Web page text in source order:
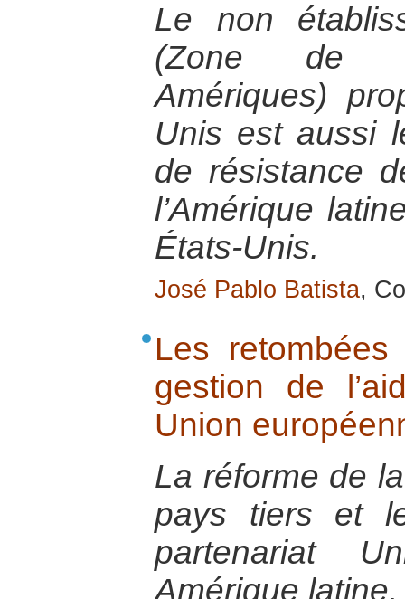
Le non
(Zone de
Amériques)
Unis est aussi
de résistance
l’Amérique
États-Unis.
José Pablo Batista,
Les
gestion de
Union
La réforme de
pays tiers et
partenariat
Amérique latine.